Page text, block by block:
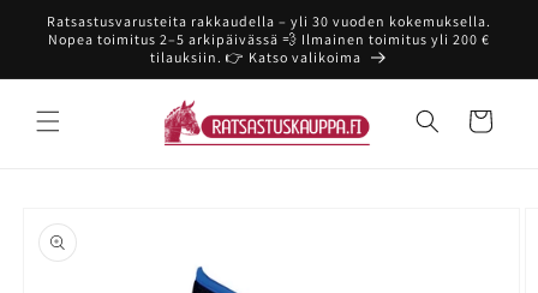
siirry
sisältöön
Ratsastusvarusteita rakkaudella – yli 30 vuoden kokemuksella.
Nopea toimitus 2–5 arkipäivässä 💨 Ilmainen toimitus yli 200 €
tilauksiin. 👉 Katso valikoima
Ostoskori
tuotetietoihin